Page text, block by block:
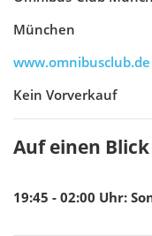
München
www.omnibusclub.de
Kein Vorverkauf
Auf einen Blick
19:45 - 02:00 Uhr: